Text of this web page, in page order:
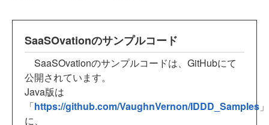
SaaSOvationのサンプルコード
SaaSOvationのサンプルコードは、GitHubにて
公開されています。
Java版は
「https://github.com/VaughnVernon/IDDD_Samples 」
に、